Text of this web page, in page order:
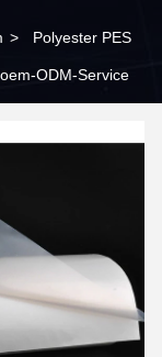
> Polyester PES
ODM-Service